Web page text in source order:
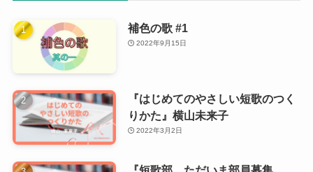
補色の歌 #1
2022年9月15日
『はじめてのやさしい短歌のつく
りかた』横山未来子
2022年3月2日